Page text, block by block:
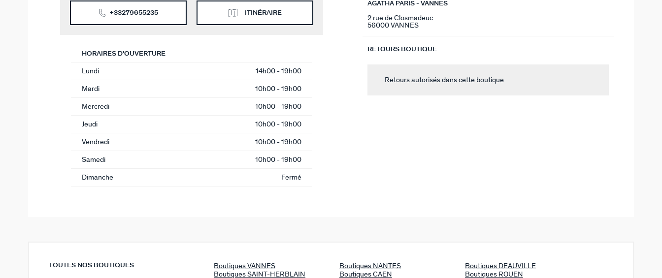
+33279655235 ITINÉRAIRE
HORAIRES D'OUVERTURE
Lundi 14h00 - 19h00
Mardi 10h00 - 19h00
Mercredi 10h00 - 19h00
Jeudi 10h00 - 19h00
Vendredi 10h00 - 19h00
Samedi 10h00 - 19h00
Dimanche Fermé
AGATHA PARIS - VANNES
2 rue de Closmadeuc
56000 VANNES
RETOURS BOUTIQUE
Retours autorisés dans cette boutique
TOUTES NOS BOUTIQUES
Boutiques VANNES
Boutiques SAINT-HERBLAIN
Boutiques NANTES
Boutiques CAEN
Boutiques DEAUVILLE
Boutiques ROUEN